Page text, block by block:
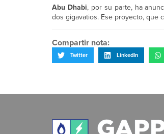
Abu Dhabi, por su parte, ha
dos gigavatios. Ese proyecto, que
Compartir nota:
Twitter LinkedIn